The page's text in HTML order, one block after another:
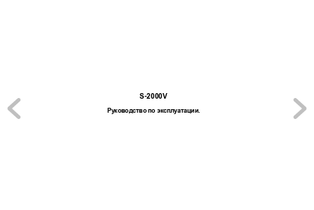
S-2000V
Руководство по эксплуатации.